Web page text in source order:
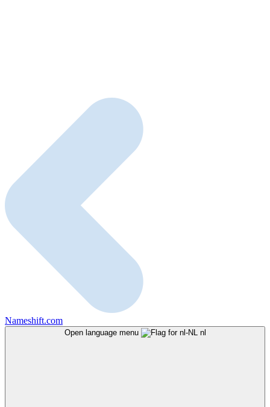
Nameshift.com
Open language menu nl